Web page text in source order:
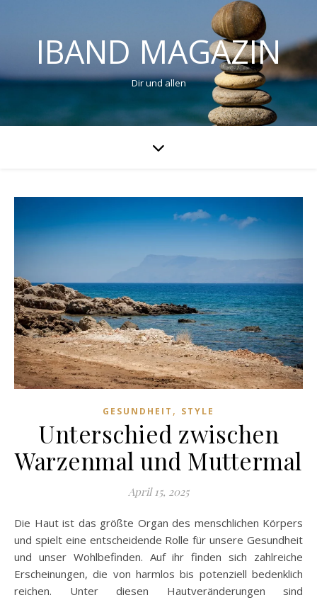
IBAND MAGAZIN
Dir und allen
GESUNDHEIT , STYLE
Unterschied zwischen
Warzenmal und Muttermal
April 15, 2025
Die Haut ist das größte Organ des menschlichen Körpers
und spielt eine entscheidende Rolle für unsere Gesundheit
und unser Wohlbefinden. Auf ihr finden sich zahlreiche
Erscheinungen, die von harmlos bis potenziell bedenklich
reichen. Unter diesen Hautveränderungen sind